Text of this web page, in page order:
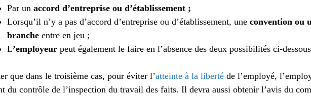
Par un accord d’entreprise ou d’établissement ;
Lorsqu’il n’y a pas d’accord d’entreprise ou d’établissement, une convention ou
branche entre en jeu ;
L’employeur peut également le faire en l’absence des deux possibilités ci-
que dans le troisième cas, pour éviter l’atteinte à la liberté de l’employé,
du contrôle de l’inspection du travail des faits. Il devra aussi obtenir l’avis du